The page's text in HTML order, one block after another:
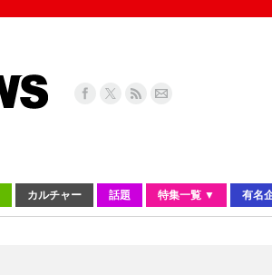
カルチャー 話題 特集一覧 ▼ 有名